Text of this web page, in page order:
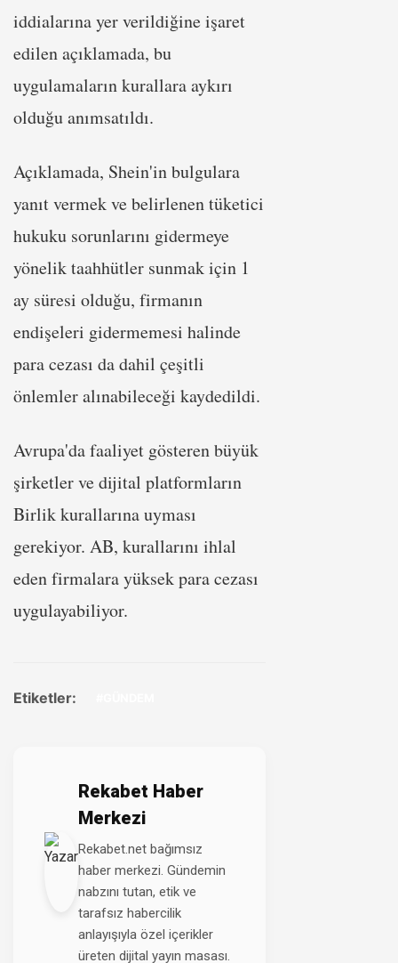
iddialarına yer verildiğine işaret
edilen açıklamada, bu
uygulamaların kurallara aykırı
olduğu anımsatıldı.
Açıklamada, Shein'in bulgulara
yanıt vermek ve belirlenen tüketici
hukuku sorunlarını gidermeye
yönelik taahhütler sunmak için 1
ay süresi olduğu, firmanın
endişeleri gidermemesi halinde
para cezası da dahil çeşitli
önlemler alınabileceği kaydedildi.
Avrupa'da faaliyet gösteren büyük
şirketler ve dijital platformların
Birlik kurallarına uyması
gerekiyor. AB, kurallarını ihlal
eden firmalara yüksek para cezası
uygulayabiliyor.
Etiketler:
Rekabet Haber
Merkezi
Rekabet.net bağımsız
haber merkezi. Gündemin
nabzını tutan, etik ve
tarafsız habercilik
anlayışıyla özel içerikler
üreten dijital yayın masası.